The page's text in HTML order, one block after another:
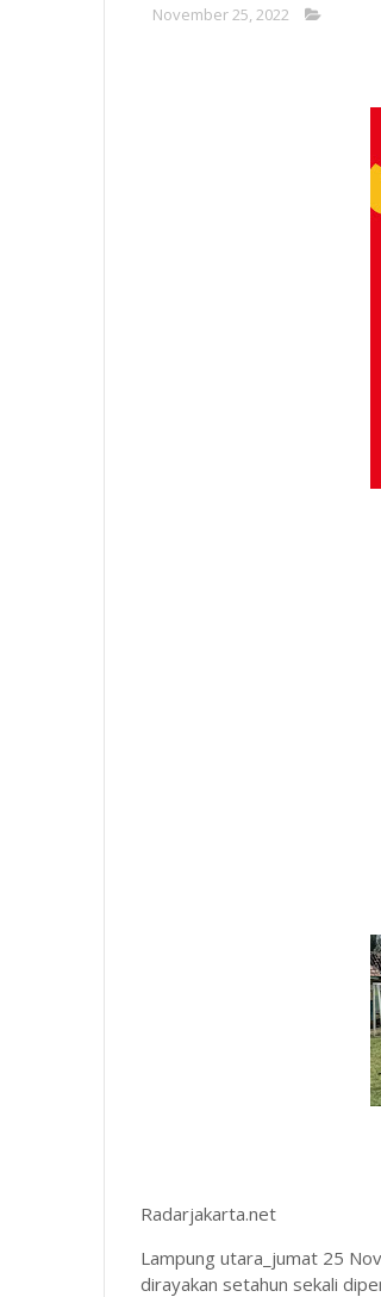
November 25, 2022
Radarjakarta.net
Lampung utara_jumat 25
dirayakan setahun sekali